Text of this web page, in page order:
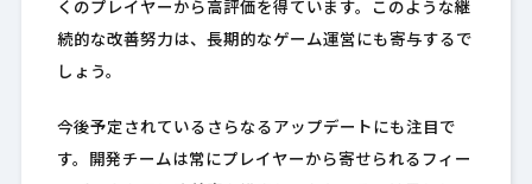
くのプレイヤーから高評価を得ています。このような継
続的な改善努力は、長期的なゲーム運営にも寄与するで
しょう。
今後予定されているさらなるアップデートにも注目で
す。開発チームは常にプレイヤーから寄せられるフィー